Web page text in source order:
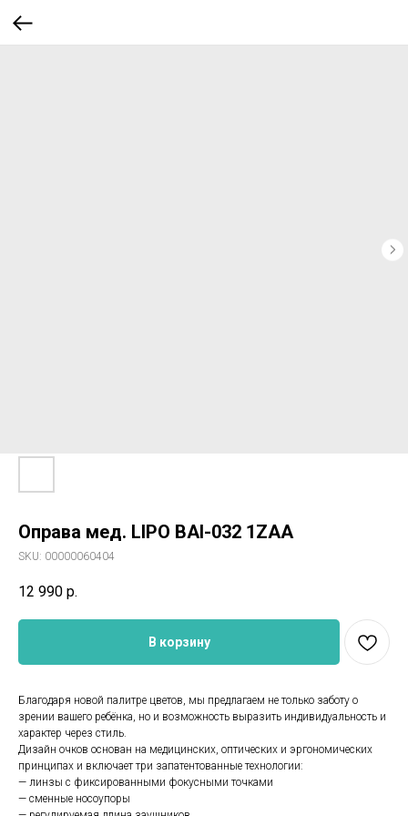
Оправа мед. LIPO BAI-032 1ZAA
SKU: 00000060404
12 990 р.
В корзину
Благодаря новой палитре цветов, мы предлагаем не только заботу о
зрении вашего ребёнка, но и возможность выразить индивидуальность и
характер через стиль.
Дизайн очков основан на медицинских, оптических и эргономических
принципах и включает три запатентованные технологии:
— линзы с фиксированными фокусными точками
— сменные носоупоры